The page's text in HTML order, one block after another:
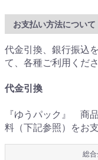
お支払い方法について
代金引換、銀行振込
て、各種ご利用くださ
代金引換
『ゆうパック』 商
料（下記参照）をお
総